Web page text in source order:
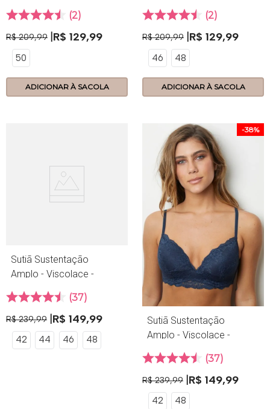
414.17 - Lace -
Maquiato
2
R$ 209,99 R$ 129,99
50
ADICIONAR À SACOLA
414.17 - Lace -
Preto
2
R$ 209,99 R$ 129,99
46 48
ADICIONAR À SACOLA
Sutiã Sustentação
Amplo - Viscolace -
314.79 - Allure
37
R$ 239,99 R$ 149,99
42 44 46 48
-38%
Sutiã Sustentação
Amplo - Viscolace -
314.79 - Saturno
37
R$ 239,99 R$ 149,99
42 48